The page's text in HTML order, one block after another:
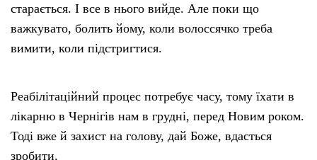
старається. І все в нього вийде. Але поки що
важкувато, болить йому, коли волоссячко треба
вимити, коли підстригтися.
Реабілітаційний процес потребує часу, тому їхати в
лікарню в Чернігів нам в грудні, перед Новим роком.
Тоді вже й захист на голову, дай Боже, вдасться
зробити.